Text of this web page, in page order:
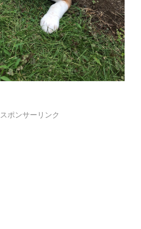
スポンサーリンク